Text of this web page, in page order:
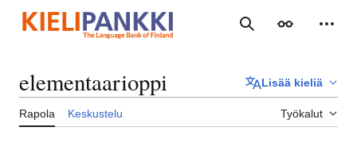
sisältöön
Haku Ulkoasu
elementaarioppi Lisää kieliä
Rapola Keskustelu Työkalut